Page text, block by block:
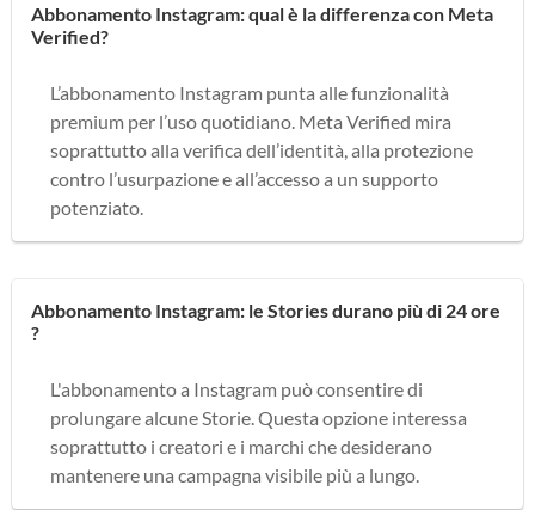
Abbonamento Instagram: qual è la differenza con Meta
Verified?
L’abbonamento Instagram punta alle funzionalità
premium per l’uso quotidiano. Meta Verified mira
soprattutto alla verifica dell’identità, alla protezione
contro l’usurpazione e all’accesso a un supporto
potenziato.
Abbonamento Instagram: le Stories durano più di 24 ore
?
L'abbonamento a Instagram può consentire di
prolungare alcune Storie. Questa opzione interessa
soprattutto i creatori e i marchi che desiderano
mantenere una campagna visibile più a lungo.